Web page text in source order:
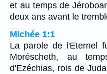
et au temps de
deux ans avant le
Michée 1:1
La parole de l'Eternel
Moréscheth, au
d'Ezéchias, rois de